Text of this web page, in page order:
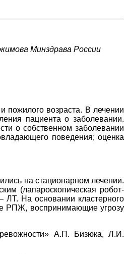
Минздрава России
пожилого возраста. В лечении
пациента о заболевании.
о собственном заболевании
поведения; оценка
на стационарном лечении.
(лапароскопическая робот-
ЛТ. На основании кластерного
РПЖ, воспринимающие угрозу
А.П. Бизюка, Л.И.